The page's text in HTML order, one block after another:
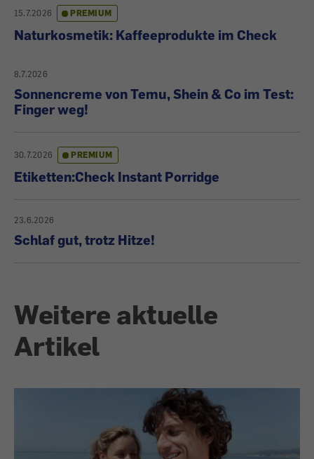
15.7.2026 PREMIUM
Naturkosmetik: Kaffeeprodukte im Check
8.7.2026
Sonnencreme von Temu, Shein & Co im Test:
Finger weg!
30.7.2026 PREMIUM
Etiketten:Check Instant Porridge
23.6.2026
Schlaf gut, trotz Hitze!
Weitere aktuelle
Artikel